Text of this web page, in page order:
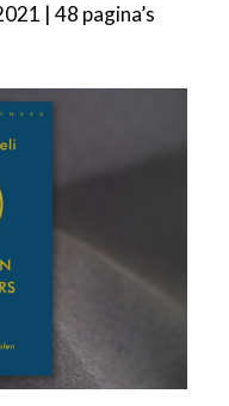
| 48 pagina’s